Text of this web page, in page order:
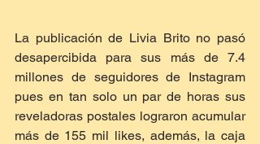
La publicación de Livia Brito no pasó
desapercibida para sus más de 7.4
millones de seguidores de Instagram
pues en tan solo un par de horas sus
reveladoras postales lograron acumular
más de 155 mil likes, además, la caja